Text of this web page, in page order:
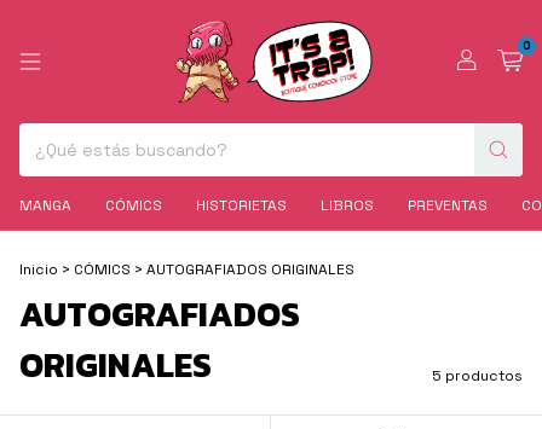
0
MANGA CÓMICS HISTORIETAS LIBROS PREVENTAS
Inicio > CÓMICS > AUTOGRAFIADOS ORIGINALES
AUTOGRAFIADOS
ORIGINALES
5 productos